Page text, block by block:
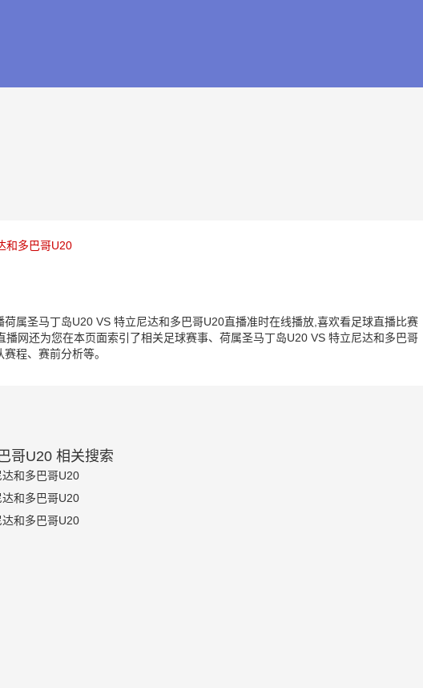
和多巴哥U20
属圣马丁岛U20 VS 特立尼达和多巴哥U20直播准时在线播放,喜欢看足球直播比赛
网还为您在本页面索引了相关足球赛事、荷属圣马丁岛U20 VS 特立尼达和多巴哥
程、赛前分析等。
哥U20 相关搜索
和多巴哥U20
和多巴哥U20
和多巴哥U20